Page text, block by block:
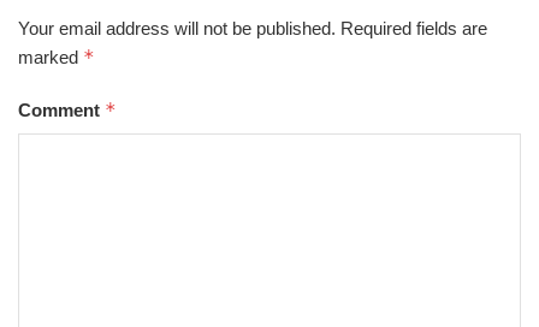
Your email address will not be published. Required fields are
marked *
Comment *